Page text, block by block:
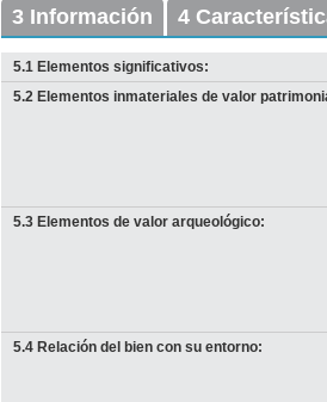
Exterior
Descargar
imagen
original
3 Información 4
5.1 Elementos significativos:
5.2 Elementos inmateriales de valor
5.3 Elementos de valor arqueológico:
5.4 Relación del bien con su entorno: